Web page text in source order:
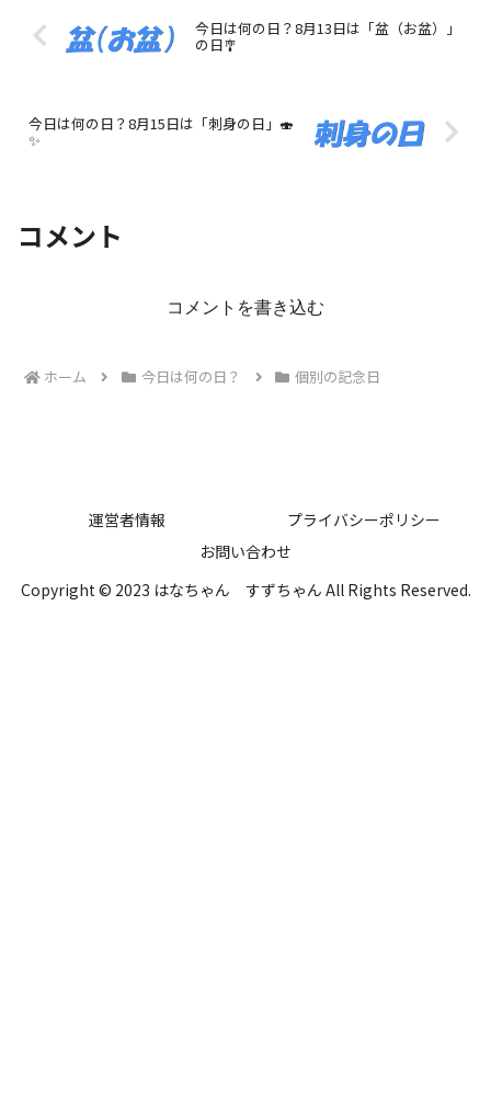
今日は何の日？8月13日は「盆（お盆）」
の日🎐
今日は何の日？8月15日は「刺身の日」🍣
✨
コメント
コメントを書き込む
ホーム 今日は何の日？ 個別の記念日
運営者情報
プライバシーポリシー
お問い合わせ
Copyright © 2023 はなちゃん すずちゃん All Rights Reserved.